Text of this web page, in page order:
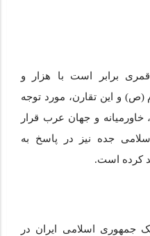
۱۴۴۷ هجری قمری برابر است با هزار و
(ص) و این تقارن، مورد توجه
خاورمیانه و جهان عرب قرار
جده نیز در پاسخ به
کرده است.
جمهوری اسلامی ایران در